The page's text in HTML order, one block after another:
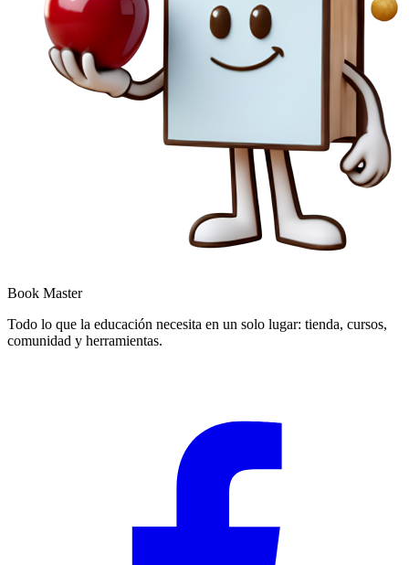
Book Master
Todo lo que la educación necesita en un solo lugar: tienda, cursos,
comunidad y herramientas.